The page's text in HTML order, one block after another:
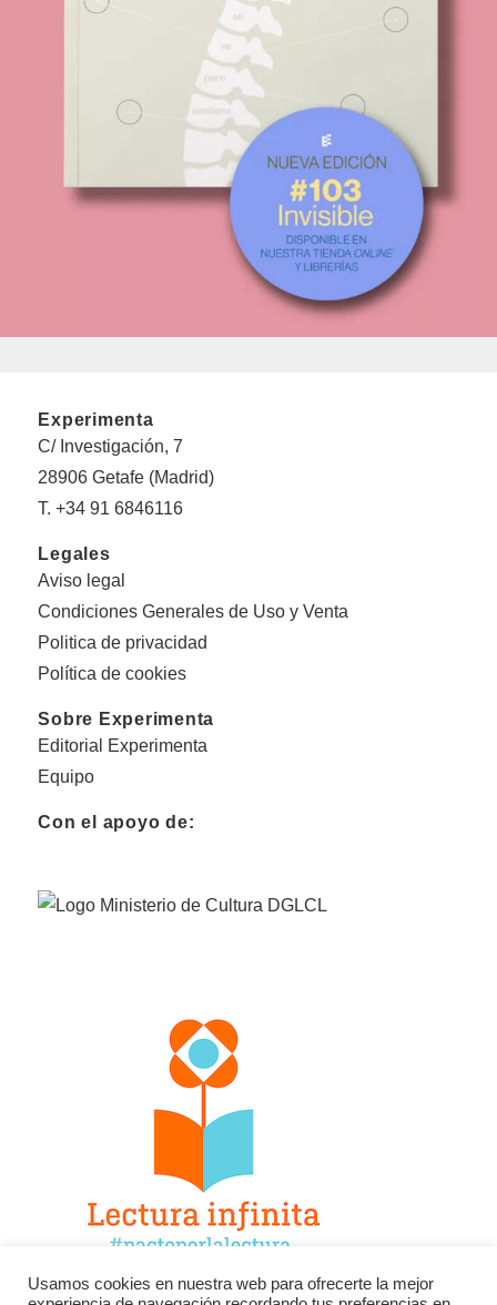
Experimenta
C/ Investigación, 7
28906 Getafe (Madrid)
T. +34 91 6846116
Legales
Aviso legal
Condiciones Generales de Uso y Venta
Politica de privacidad
Política de cookies
Sobre Experimenta
Editorial Experimenta
Equipo
Con el apoyo de:
Usamos cookies en nuestra web para ofrecerte la mejor